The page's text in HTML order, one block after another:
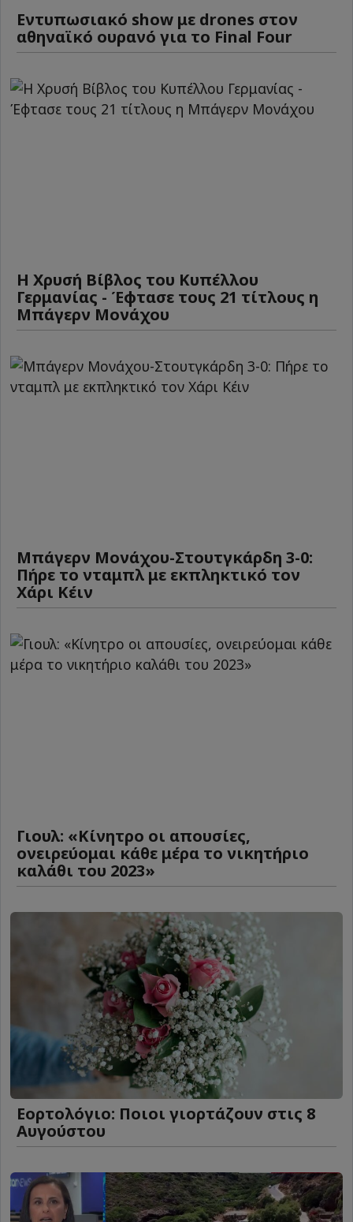
Εντυπωσιακό show με drones στον
αθηναϊκό ουρανό για το Final Four
Η Χρυσή Βίβλος του Κυπέλλου
Γερμανίας - Έφτασε τους 21 τίτλους η
Μπάγερν Μονάχου
Μπάγερν Μονάχου-Στουτγκάρδη 3-0:
Πήρε το νταμπλ με εκπληκτικό τον
Χάρι Κέιν
Γιουλ: «Κίνητρο οι απουσίες,
ονειρεύομαι κάθε μέρα το νικητήριο
καλάθι του 2023»
Εορτολόγιο: Ποιοι γιορτάζουν στις 8
Αυγούστου